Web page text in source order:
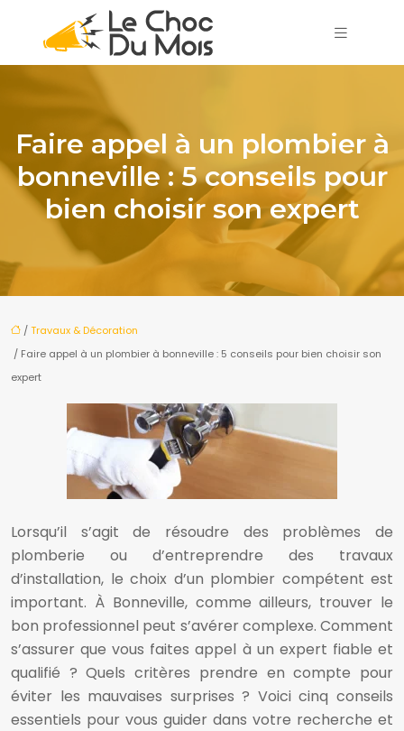
Faire appel à un plombier à
bonneville : 5 conseils pour
bien choisir son expert
/Travaux & Décoration
/ Faire appel à un plombier à bonneville : 5 conseils pour bien choisir son
expert
Lorsqu’il s’agit de résoudre des problèmes de
plomberie ou d’entreprendre des travaux
d’installation, le choix d’un plombier compétent est
important. À Bonneville, comme ailleurs, trouver le
bon professionnel peut s’avérer complexe. Comment
s’assurer que vous faites appel à un expert fiable et
qualifié ? Quels critères prendre en compte pour
éviter les mauvaises surprises ? Voici cinq conseils
essentiels pour vous guider dans votre recherche et